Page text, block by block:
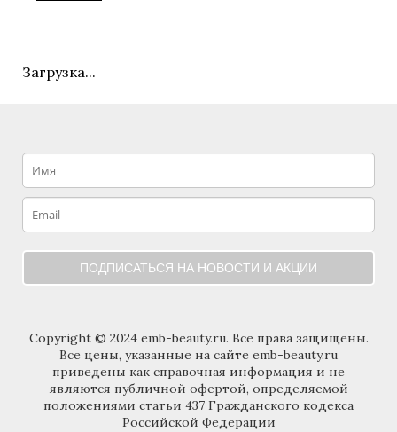
Загрузка...
ПОДПИСАТЬСЯ НА НОВОСТИ И АКЦИИ
Copyright © 2024 emb-beauty.ru. Все права защищены.
Все цены, указанные на сайте emb-beauty.ru
приведены как справочная информация и не
являются публичной офертой, определяемой
положениями статьи 437 Гражданского кодекса
Российской Федерации